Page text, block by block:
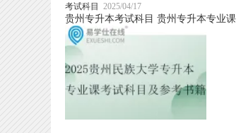
考试科目
2025/04/17
贵州专升本考试科目 贵州专升本专业课